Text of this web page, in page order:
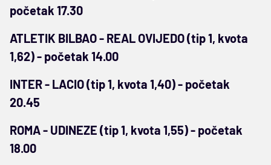
početak 17.30
ATLETIK BILBAO - REAL OVIJEDO (tip 1, kvota
1,62) - početak 14.00
INTER - LACIO (tip 1, kvota 1,40) - početak
20.45
ROMA - UDINEZE (tip 1, kvota 1,55) - početak
18.00